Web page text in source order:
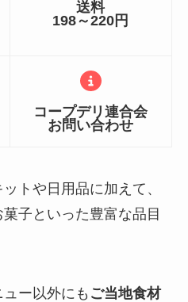
送料
198～220円
コープデリ連合会
お問い合わせ
トや日用品に加えて、
子といった豊富な品目
ー以外にも ご当地食材